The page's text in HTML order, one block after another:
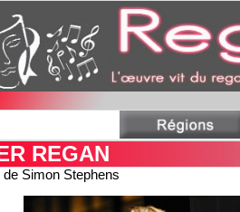
REGAN
de Simon Stephens